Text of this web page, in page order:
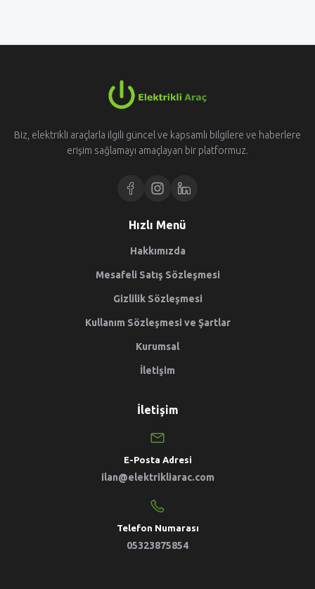
Biz, elektrikli araçlarla ilgili güncel ve kapsamlı bilgilere ve haberlere
erişim sağlamayı amaçlayan bir platformuz.
Hızlı Menü
Hakkımızda
Mesafeli Satış Sözleşmesi
Gizlilik Sözleşmesi
Kullanım Sözleşmesi ve Şartlar
Kurumsal
İletişim
İletişim
E-Posta Adresi
ilan@elektrikliarac.com
Telefon Numarası
05323875854